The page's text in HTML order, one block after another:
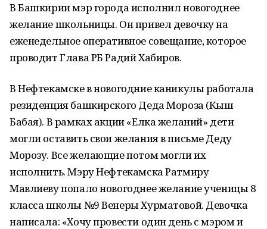
В Башкирии мэр города исполнил новогоднее
желание школьницы. Он привел девочку на
еженедельное оперативное совещание, которое
проводит Глава РБ Радий Хабиров.
В Нефтекамске в новогодние каникулы работала
резиденция башкирского Деда Мороза (Кыш
Бабая). В рамках акции «Елка желаний» дети
могли оставить свои желания в письме Деду
Морозу. Все желающие потом могли их
исполнить. Мэру Нефтекамска Ратмиру
Мавлиеву попало новогоднее желание ученицы 8
класса школы №9 Венеры Хурматовой. Девочка
написала: «Хочу провести один день с мэром и